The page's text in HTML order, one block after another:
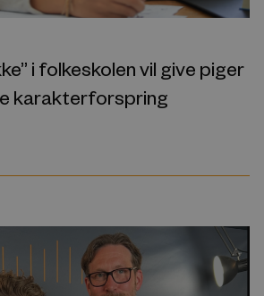
i folkeskolen vil give piger
karakterforspring